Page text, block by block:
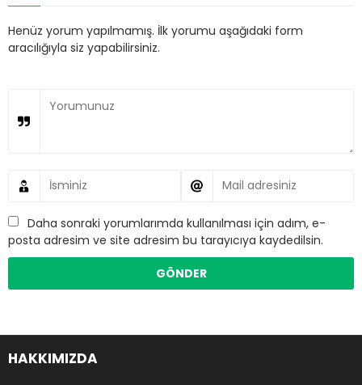
Henüz yorum yapılmamış. İlk yorumu aşağıdaki form
aracılığıyla siz yapabilirsiniz.
Daha sonraki yorumlarımda kullanılması için adım, e-
posta adresim ve site adresim bu tarayıcıya kaydedilsin.
HAKKIMIZDA